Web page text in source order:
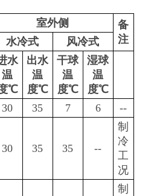
室外侧
备
注
水冷式
风冷式
水
温
℃
出水
温
度℃
干球
温
度℃
湿球
温
度℃
30 35 7 6 --
30 35 35 --
制
冷
工
况
制